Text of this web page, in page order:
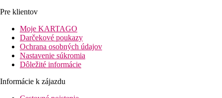
Pre klientov
Moje KARTAGO
Darčekové poukazy
Ochrana osobných údajov
Nastavenie súkromia
Dôležité informácie
Informácie k zájazdu